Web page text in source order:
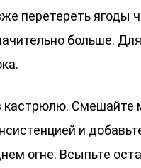
перетереть ягоды
больше.
кастрюлю. Смешайте
и
огне. Всыпьте